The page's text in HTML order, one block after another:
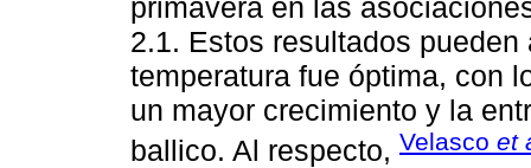
primavera en las
2.1. Estos resultados
temperatura fue óptima, con
un mayor crecimiento y la
ballico. Al respecto, Velasco et